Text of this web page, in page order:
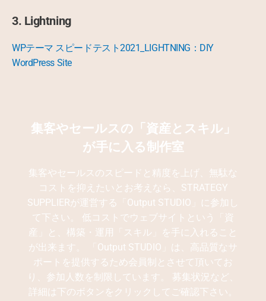
3. Lightning
WPテーマ スピードテスト2021_LIGHTNING：DIY
WordPress Site
集客やセールスの「資産とスキル」
が手に入る制作室
集客やセールスのスピードと精度を上げ、無駄な
コストを抑えたいとお考えなら、STRATEGY
SUPPLIERが運営する「Output STUDIO」に参加し
て下さい。 低コストでウェブサイトという「資
産」と、構築・運用「スキル」を手に入れること
が出来ます。 「Output STUDIO」は、高品質なサ
ポートを提供するため会員制とさせて頂いてお
り、参加人数を制限しています。 募集状況など、
詳細は下のボタンをクリックしてご確認下さい。